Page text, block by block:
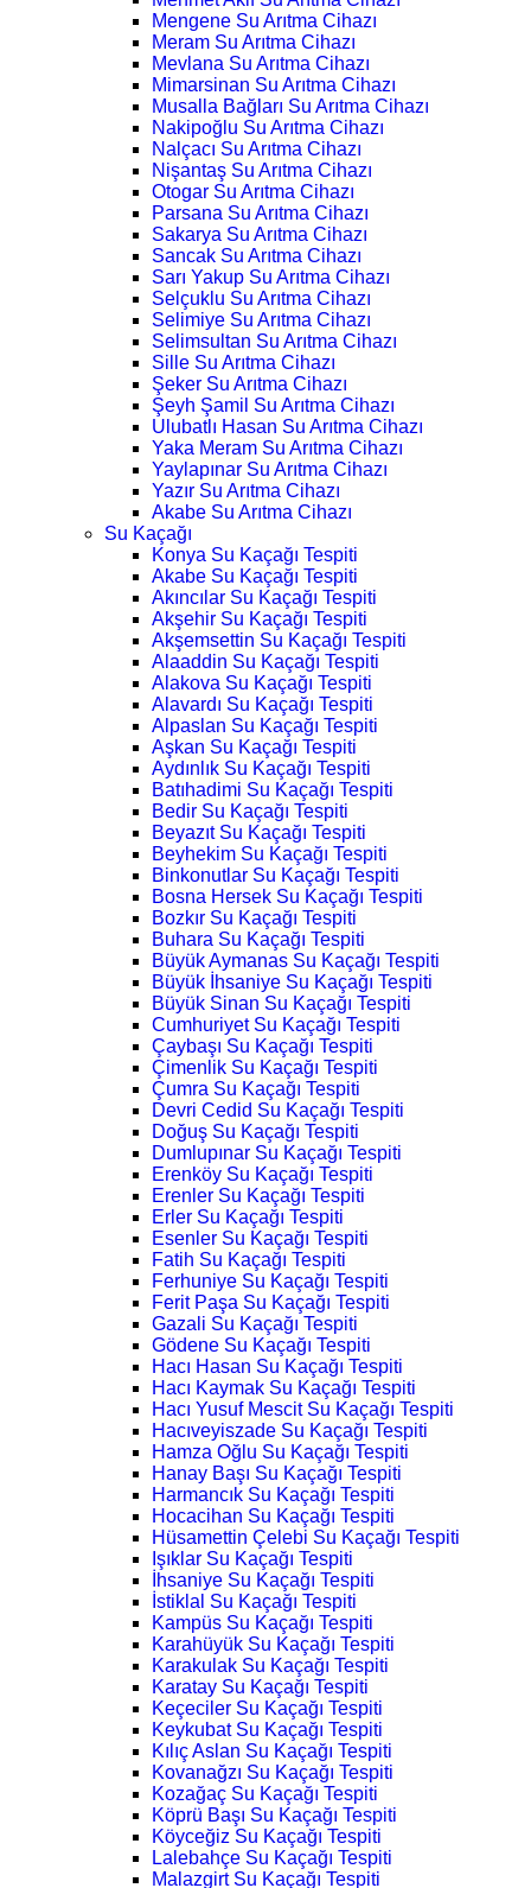
Mengene Su Arıtma Cihazı
Meram Su Arıtma Cihazı
Mevlana Su Arıtma Cihazı
Mimarsinan Su Arıtma Cihazı
Musalla Bağları Su Arıtma Cihazı
Nakipoğlu Su Arıtma Cihazı
Nalçacı Su Arıtma Cihazı
Nişantaş Su Arıtma Cihazı
Otogar Su Arıtma Cihazı
Parsana Su Arıtma Cihazı
Sakarya Su Arıtma Cihazı
Sancak Su Arıtma Cihazı
Sarı Yakup Su Arıtma Cihazı
Selçuklu Su Arıtma Cihazı
Selimiye Su Arıtma Cihazı
Selimsultan Su Arıtma Cihazı
Sille Su Arıtma Cihazı
Şeker Su Arıtma Cihazı
Şeyh Şamil Su Arıtma Cihazı
Ulubatlı Hasan Su Arıtma Cihazı
Yaka Meram Su Arıtma Cihazı
Yaylapınar Su Arıtma Cihazı
Yazır Su Arıtma Cihazı
Akabe Su Arıtma Cihazı
Su Kaçağı
Konya Su Kaçağı Tespiti
Akabe Su Kaçağı Tespiti
Akıncılar Su Kaçağı Tespiti
Akşehir Su Kaçağı Tespiti
Akşemsettin Su Kaçağı Tespiti
Alaaddin Su Kaçağı Tespiti
Alakova Su Kaçağı Tespiti
Alavardı Su Kaçağı Tespiti
Alpaslan Su Kaçağı Tespiti
Aşkan Su Kaçağı Tespiti
Aydınlık Su Kaçağı Tespiti
Batıhadimi Su Kaçağı Tespiti
Bedir Su Kaçağı Tespiti
Beyazıt Su Kaçağı Tespiti
Beyhekim Su Kaçağı Tespiti
Binkonutlar Su Kaçağı Tespiti
Bosna Hersek Su Kaçağı Tespiti
Bozkır Su Kaçağı Tespiti
Buhara Su Kaçağı Tespiti
Büyük Aymanas Su Kaçağı Tespiti
Büyük İhsaniye Su Kaçağı Tespiti
Büyük Sinan Su Kaçağı Tespiti
Cumhuriyet Su Kaçağı Tespiti
Çaybaşı Su Kaçağı Tespiti
Çimenlik Su Kaçağı Tespiti
Çumra Su Kaçağı Tespiti
Devri Cedid Su Kaçağı Tespiti
Doğuş Su Kaçağı Tespiti
Dumlupınar Su Kaçağı Tespiti
Erenköy Su Kaçağı Tespiti
Erenler Su Kaçağı Tespiti
Erler Su Kaçağı Tespiti
Esenler Su Kaçağı Tespiti
Fatih Su Kaçağı Tespiti
Ferhuniye Su Kaçağı Tespiti
Ferit Paşa Su Kaçağı Tespiti
Gazali Su Kaçağı Tespiti
Gödene Su Kaçağı Tespiti
Hacı Hasan Su Kaçağı Tespiti
Hacı Kaymak Su Kaçağı Tespiti
Hacı Yusuf Mescit Su Kaçağı Tespiti
Hacıveyiszade Su Kaçağı Tespiti
Hamza Oğlu Su Kaçağı Tespiti
Hanay Başı Su Kaçağı Tespiti
Harmancık Su Kaçağı Tespiti
Hocacihan Su Kaçağı Tespiti
Hüsamettin Çelebi Su Kaçağı Tespiti
Işıklar Su Kaçağı Tespiti
İhsaniye Su Kaçağı Tespiti
İstiklal Su Kaçağı Tespiti
Kampüs Su Kaçağı Tespiti
Karahüyük Su Kaçağı Tespiti
Karakulak Su Kaçağı Tespiti
Karatay Su Kaçağı Tespiti
Keçeciler Su Kaçağı Tespiti
Keykubat Su Kaçağı Tespiti
Kılıç Aslan Su Kaçağı Tespiti
Kovanağzı Su Kaçağı Tespiti
Kozağaç Su Kaçağı Tespiti
Köprü Başı Su Kaçağı Tespiti
Köyceğiz Su Kaçağı Tespiti
Lalebahçe Su Kaçağı Tespiti
Malazgirt Su Kaçağı Tespiti